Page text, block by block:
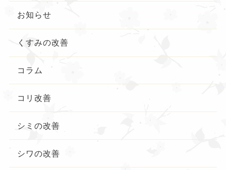
お知らせ
くすみの改善
コラム
コリ改善
シミの改善
シワの改善